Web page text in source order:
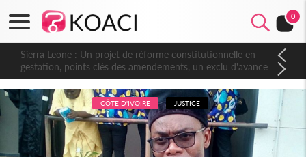
0
Sierra Leone : Un projet de réforme constitutionnelle en
gestation, points clés des amendements, un exclu d'avance
CÔTE D'IVOIRE JUSTICE